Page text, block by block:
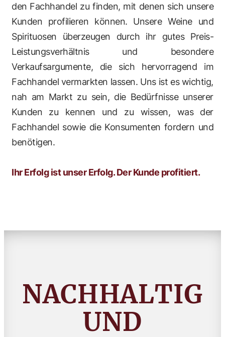
den Fachhandel zu finden, mit denen sich unsere
Kunden profilieren können. Unsere Weine und
Spirituosen überzeugen durch ihr gutes Preis-
Leistungsverhältnis und besondere
Verkaufsargumente, die sich hervorragend im
Fachhandel vermarkten lassen. Uns ist es wichtig,
nah am Markt zu sein, die Bedürfnisse unserer
Kunden zu kennen und zu wissen, was der
Fachhandel sowie die Konsumenten fordern und
benötigen.
Ihr Erfolg ist unser Erfolg. Der Kunde profitiert.
NACHHALTIG
UND